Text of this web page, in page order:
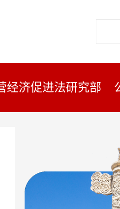
经济促进法研究部